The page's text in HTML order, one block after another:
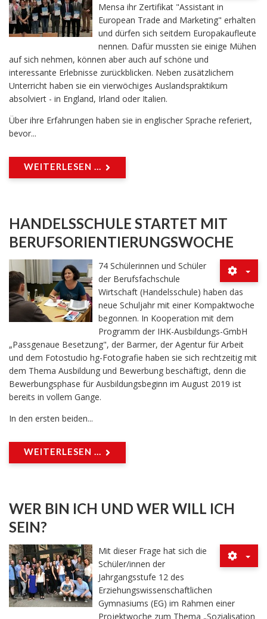
Mensa ihr Zertifikat "Assistant in
European Trade and Marketing" erhalten
und dürfen sich seitdem Europakaufleute
nennen. Dafür mussten sie einige Mühen
auf sich nehmen, können aber auch auf schöne und
interessante Erlebnisse zurückblicken. Neben zusätzlichem
Unterricht haben sie ein vierwöchiges Auslandspraktikum
absolviert - in England, Irland oder Italien.
Über ihre Erfahrungen haben sie in englischer Sprache referiert,
bevor...
WEITERLESEN ...
HANDELSSCHULE STARTET MIT
BERUFSORIENTIERUNGSWOCHE
74 Schülerinnen und Schüler
der Berufsfachschule
Wirtschaft (Handelsschule) haben das
neue Schuljahr mit einer Kompaktwoche
begonnen. In Kooperation mit dem
Programm der IHK-Ausbildungs-GmbH
„Passgenaue Besetzung", der Barmer, der Agentur für Arbeit
und dem Fotostudio hg-Fotografie haben sie sich rechtzeitig mit
dem Thema Ausbildung und Bewerbung beschäftigt, denn die
Bewerbungsphase für Ausbildungsbeginn im August 2019 ist
bereits in vollem Gange.
In den ersten beiden...
WEITERLESEN ...
WER BIN ICH UND WER WILL ICH
SEIN?
Mit dieser Frage hat sich die
Schüler/innen der
Jahrgangsstufe 12 des
Erziehungswissenschaftlichen
Gymnasiums (EG) im Rahmen einer
Projektwoche zum Thema „Sozialisation